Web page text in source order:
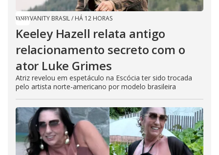
VANITY BRASIL/ HÁ 12 HORAS
Keeley Hazell relata antigo
relacionamento secreto com o
ator Luke Grimes
Atriz revelou em espetáculo na Escócia ter sido trocada
pelo artista norte-americano por modelo brasileira